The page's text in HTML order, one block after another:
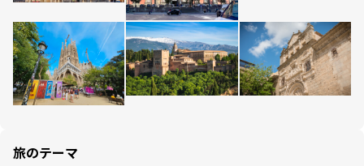
旅のテーマ